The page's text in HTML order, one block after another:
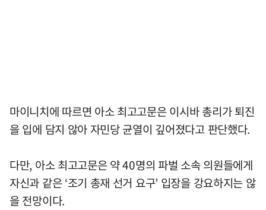
마이니치에 따르면 아소 최고고문은 이시바 총리가 퇴진
을 입에 담지 않아 자민당 균열이 깊어졌다고 판단했다.
다만, 아소 최고고문은 약 40명의 파벌 소속 의원들에게
자신과 같은 ‘조기 총재 선거 요구’ 입장을 강요하지는 않
을 전망이다.